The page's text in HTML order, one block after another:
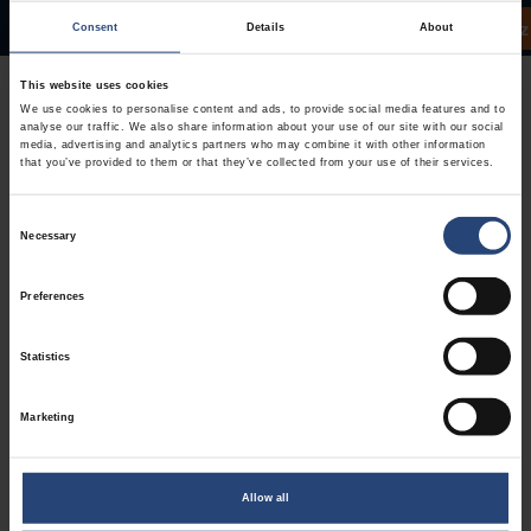
Consent Details About
This website uses cookies
We use cookies to personalise content and ads, to provide social media features and to
analyse our traffic. We also share information about your use of our site with our social
media, advertising and analytics partners who may combine it with other information
that you’ve provided to them or that they’ve collected from your use of their services.
Necessary
Preferences
Statistics
Marketing
Allow all
Oświadczenie CEO Obszary tematyczne Przypadki klientów
Każdy łańcuch
dostaw potrzebuje
zmieniającym się wymaganiom klientów oraz złożonej
sytuacji geopolitycznej. Postęp ten był możliwy dzięki